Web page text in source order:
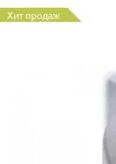
Хит продаж